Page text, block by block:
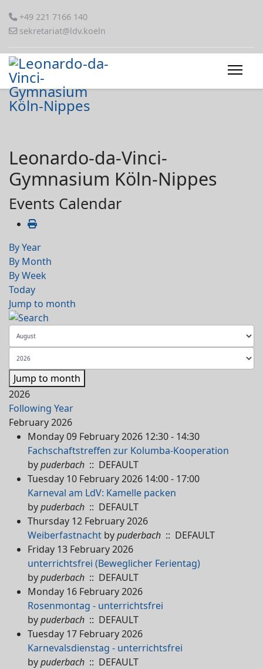
+49 221 7166 140
sekretariat@ldv.koeln
Leonardo-da-Vinci-
Gymnasium Köln-Nippes
Events Calendar
By Year
By Month
By Week
Today
Jump to month
Jump to month
2026
Following Year
February 2026
Monday 09 February 2026 12:30 - 14:30
Fachschaftstreffen zur Kolumba-Kooperation
bypuderbach :: DEFAULT
Tuesday 10 February 2026 14:00 - 17:00
Karneval am LdV: Kamelle packen
bypuderbach :: DEFAULT
Thursday 12 February 2026
Weiberfastnacht bypuderbach :: DEFAULT
Friday 13 February 2026
unterrichtsfrei (Beweglicher Ferientag)
bypuderbach :: DEFAULT
Monday 16 February 2026
Rosenmontag - unterrichtsfrei
bypuderbach :: DEFAULT
Tuesday 17 February 2026
Karnevalsdienstag - unterrichtsfrei
bypuderbach :: DEFAULT